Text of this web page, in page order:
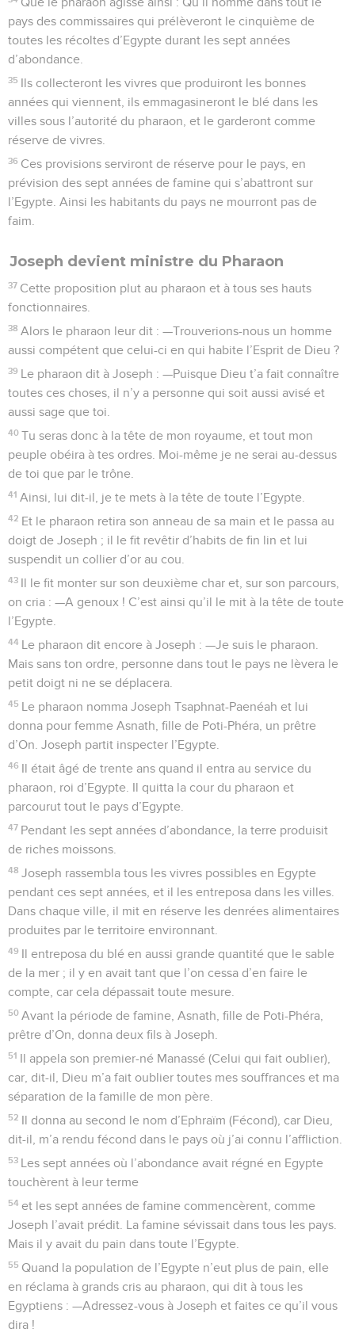
pays des commissaires qui prélèveront le cinquième de
toutes les récoltes d’Egypte durant les sept années
d’abondance.
35 Ils collecteront les vivres que produiront les bonnes
années qui viennent, ils emmagasineront le blé dans les
villes sous l’autorité du pharaon, et le garderont comme
réserve de vivres.
36 Ces provisions serviront de réserve pour le pays, en
prévision des sept années de famine qui s’abattront sur
l’Egypte. Ainsi les habitants du pays ne mourront pas de
faim.
Joseph devient ministre du Pharaon
37 Cette proposition plut au pharaon et à tous ses hauts
fonctionnaires.
38 Alors le pharaon leur dit : —Trouverions-nous un homme
aussi compétent que celui-ci en qui habite l’Esprit de Dieu ?
39 Le pharaon dit à Joseph : —Puisque Dieu t’a fait connaître
toutes ces choses, il n’y a personne qui soit aussi avisé et
aussi sage que toi.
40 Tu seras donc à la tête de mon royaume, et tout mon
peuple obéira à tes ordres. Moi-même je ne serai au-dessus
de toi que par le trône.
41 Ainsi, lui dit-il, je te mets à la tête de toute l’Egypte.
42 Et le pharaon retira son anneau de sa main et le passa au
doigt de Joseph ; il le fit revêtir d’habits de fin lin et lui
suspendit un collier d’or au cou.
43 Il le fit monter sur son deuxième char et, sur son parcours,
on cria : —A genoux ! C’est ainsi qu’il le mit à la tête de toute
l’Egypte.
44 Le pharaon dit encore à Joseph : —Je suis le pharaon.
Mais sans ton ordre, personne dans tout le pays ne lèvera le
petit doigt ni ne se déplacera.
45 Le pharaon nomma Joseph Tsaphnat-Paenéah et lui
donna pour femme Asnath, fille de Poti-Phéra, un prêtre
d’On. Joseph partit inspecter l’Egypte.
46 Il était âgé de trente ans quand il entra au service du
pharaon, roi d’Egypte. Il quitta la cour du pharaon et
parcourut tout le pays d’Egypte.
47 Pendant les sept années d’abondance, la terre produisit
de riches moissons.
48 Joseph rassembla tous les vivres possibles en Egypte
pendant ces sept années, et il les entreposa dans les villes.
Dans chaque ville, il mit en réserve les denrées alimentaires
produites par le territoire environnant.
49 Il entreposa du blé en aussi grande quantité que le sable
de la mer ; il y en avait tant que l’on cessa d’en faire le
compte, car cela dépassait toute mesure.
50 Avant la période de famine, Asnath, fille de Poti-Phéra,
prêtre d’On, donna deux fils à Joseph.
51 Il appela son premier-né Manassé (Celui qui fait oublier),
car, dit-il, Dieu m’a fait oublier toutes mes souffrances et ma
séparation de la famille de mon père.
52 Il donna au second le nom d’Ephraïm (Fécond), car Dieu,
dit-il, m’a rendu fécond dans le pays où j’ai connu l’affliction.
53 Les sept années où l’abondance avait régné en Egypte
touchèrent à leur terme
54 et les sept années de famine commencèrent, comme
Joseph l’avait prédit. La famine sévissait dans tous les pays.
Mais il y avait du pain dans toute l’Egypte.
55 Quand la population de l’Egypte n’eut plus de pain, elle
en réclama à grands cris au pharaon, qui dit à tous les
Egyptiens : —Adressez-vous à Joseph et faites ce qu’il vous
dira !